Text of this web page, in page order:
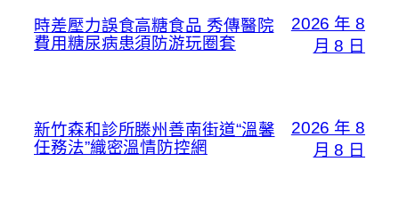
時差壓力誤食高糖食品 秀傳醫院
費用糖尿病患須防游玩圈套
2026 年 8
月 8 日
新竹森和診所滕州善南街道“溫馨
任務法”織密溫情防控網
2026 年 8
月 8 日